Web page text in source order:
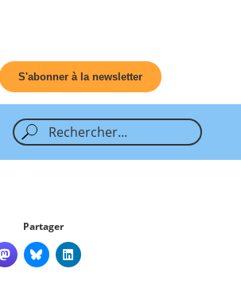
S'abonner à la newsletter
Partager